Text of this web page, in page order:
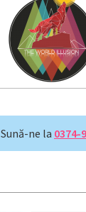
Sună-ne la 0374-